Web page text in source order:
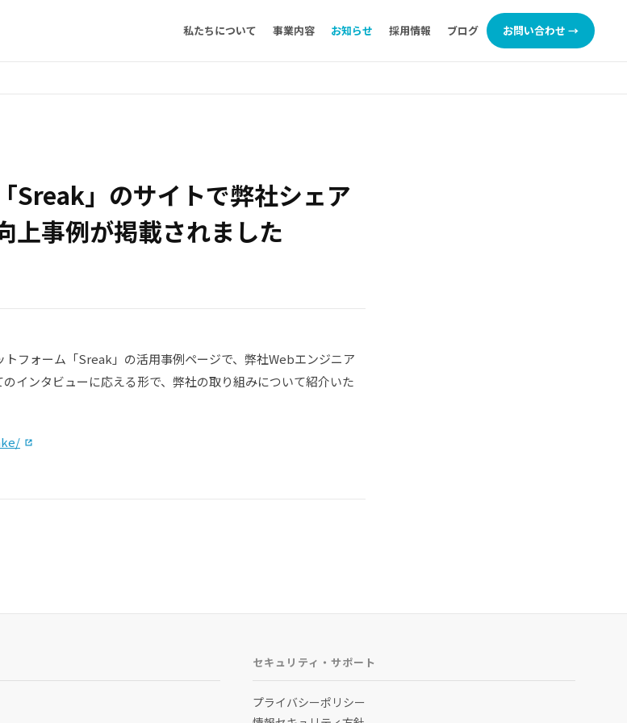
私たちについて 事業内容 お知らせ 採用情報 ブログ お問い合わせ →
Sreak」のサイトで弊社シェア
上事例が掲載されました
フォーム「Sreak」の活用事例ページで、弊社Webエンジニア
インタビューに応える形で、弊社の取り組みについて紹介いた
セキュリティ・サポート
プライバシーポリシー